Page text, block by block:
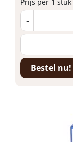
-
Bestel nu!